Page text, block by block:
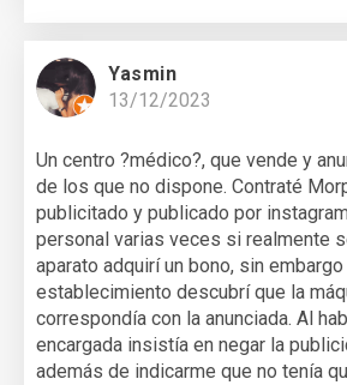
Yasmin
13/12/2023
Un centro ?médico?, que vende y
de los que no dispone. Contraté
publicitado y publicado por
personal varias veces si realmente
aparato adquirí un bono, sin
establecimiento descubrí que la
correspondía con la anunciada. Al
encargada insistía en negar la
además de indicarme que no tenía